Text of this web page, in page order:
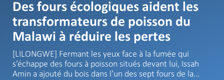
Des fours écologiques aident les
transformateurs de poisson du
Malawi à réduire les pertes
[LILONGWE] Fermant les yeux face à la fumée qui
s’échappe des fours à poisson situés devant lui, Issah
Amin a ajouté du bois dans l’un des sept fours de la…